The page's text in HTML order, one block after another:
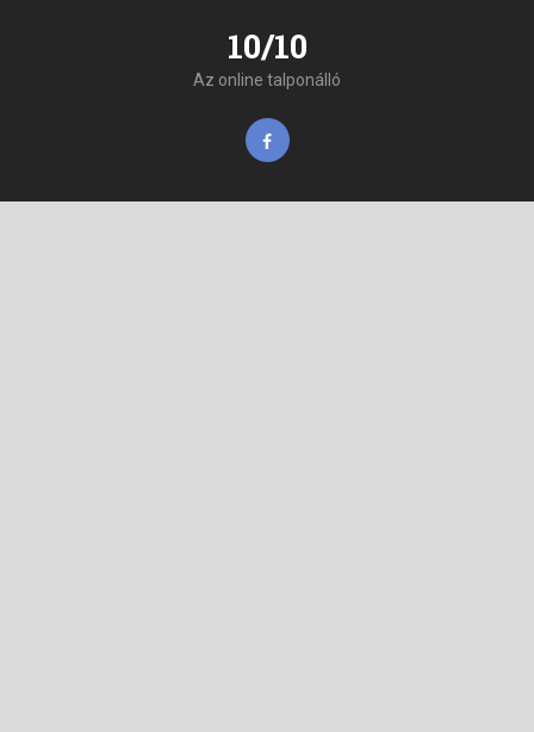
10/10
Az online talponálló